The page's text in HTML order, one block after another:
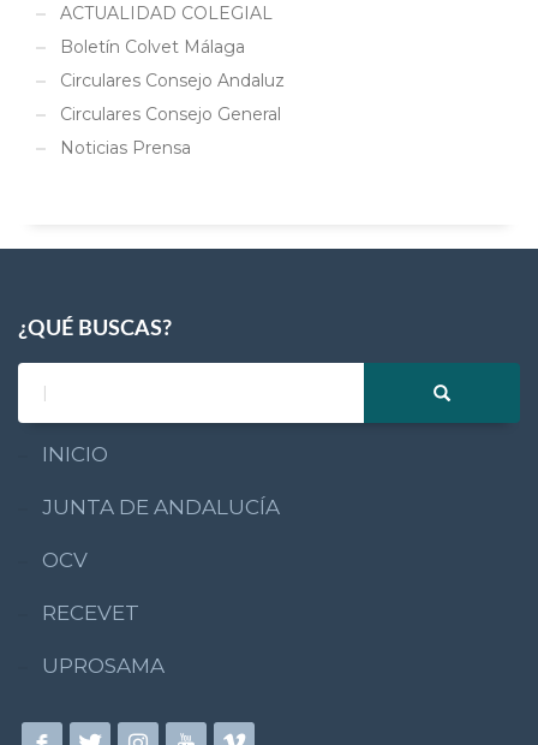
ACTUALIDAD COLEGIAL
Boletín Colvet Málaga
Circulares Consejo Andaluz
Circulares Consejo General
Noticias Prensa
¿QUÉ BUSCAS?
INICIO
JUNTA DE ANDALUCÍA
OCV
RECEVET
UPROSAMA